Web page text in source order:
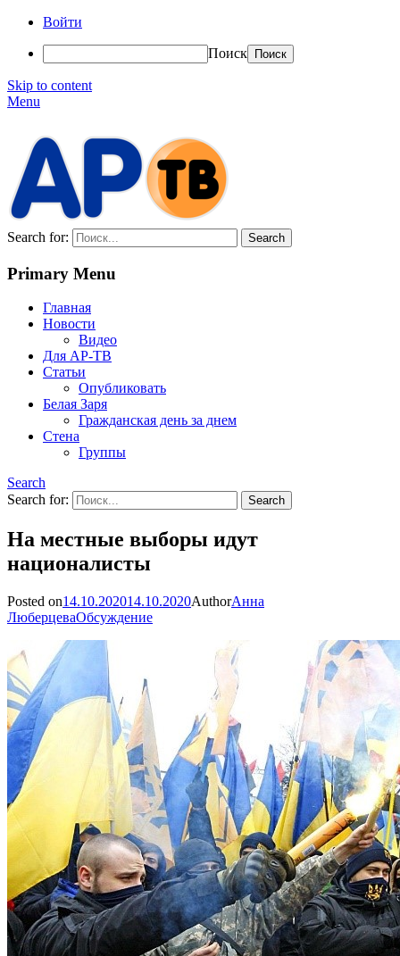
Войти
Поиск
Skip to content
Menu
Search for:
Primary Menu
Главная
Новости
Видео
Для АР-ТВ
Статьи
Опубликовать
Белая Заря
Гражданская день за днем
Стена
Группы
Search
Search for:
На местные выборы идут
националисты
Posted on14.10.202014.10.2020AuthorАнна
ЛюберцеваОбсуждение